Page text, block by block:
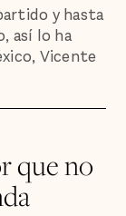
y hasta
así lo ha
Vicente
que no